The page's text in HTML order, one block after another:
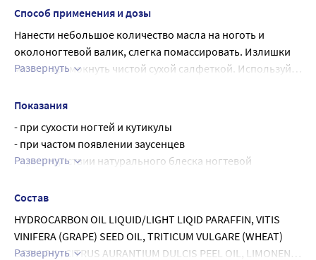
Способ применения и дозы
Нанести небольшое количество масла на ноготь и
околоногтевой валик, слегка помассировать. Излишки
можно промокнуть чистой сухой салфеткой. Используйте
Развернуть
Показания
- при сухости ногтей и кутикулы
- при частом появлении заусенцев
- при отсутствии натурального блеска ногтевой
Развернуть
Состав
HYDROCARBON OIL LIQUID/LIGHT LIQID PARAFFIN, VITIS
VINIFERA (GRAPE) SEED OIL, TRITICUM VULGARE (WHEAT)
GERM OIL, CITRUS AURANTIUM DULCIS PEEL OIL, LIMONENE,
Развернуть